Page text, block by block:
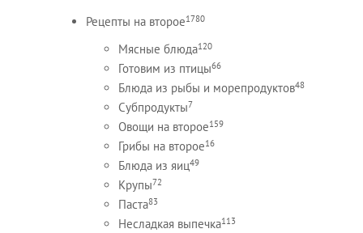
Рецепты на второе1780
Мясные блюда120
Готовим из птицы66
Блюда из рыбы и морепродуктов48
Субпродукты7
Овощи на второе159
Грибы на второе16
Блюда из яиц49
Крупы72
Паста83
Несладкая выпечка113